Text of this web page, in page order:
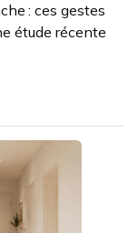
: ces gestes
étude récente